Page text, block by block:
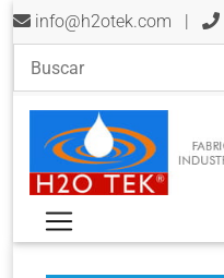
info@h2otek.com |